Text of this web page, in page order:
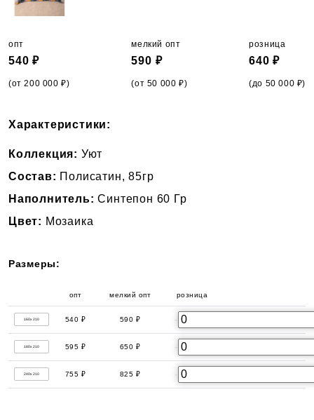
опт
540 ₽
(от 200 000 ₽)
мелкий опт
590 ₽
(от 50 000 ₽)
розница
640 ₽
(до 50 000 ₽)
Характеристики:
Коллекция: Уют
Состав: Полисатин, 85гр
Наполнитель:Синтепон 60 Гр
Цвет: Мозаика
Размеры:
опт мелкий опт розница
160х210 540 ₽ 590 ₽ 640 ₽
-
180х210 595 ₽ 650 ₽ 705 ₽
-
240х210 755 ₽ 825 ₽ 895 ₽
-